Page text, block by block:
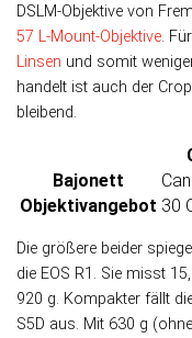
DSLM-Objek­tive von
57 L-Mount-Objek­tive.
Lin­sen und so­mit
han­delt ist auch der
bleibend.
Bajonett
Objektiv­angebot 30
Die größere beider
die EOS R1. Sie misst
920 g. Kom­pak­ter fällt
S5D aus. Mit 630 g